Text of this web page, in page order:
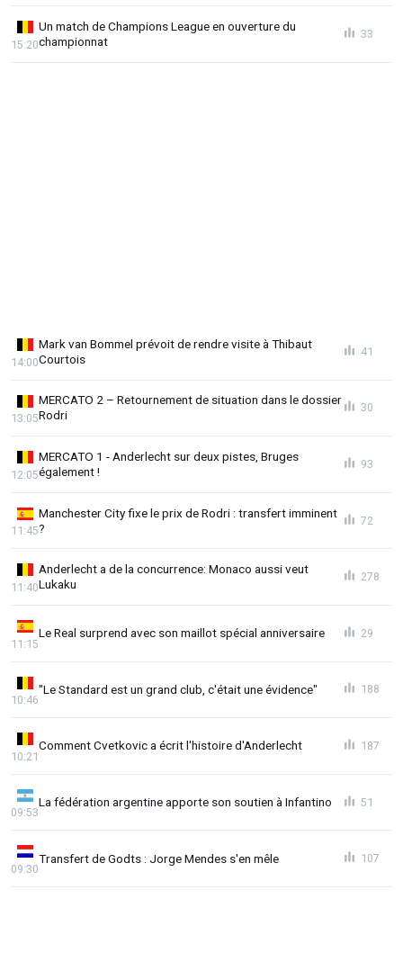
Un match de Champions League en ouverture du
championnat
15:20
33
Mark van Bommel prévoit de rendre visite à Thibaut
Courtois
14:00
41
MERCATO 2 – Retournement de situation dans le dossier
Rodri
13:05
30
MERCATO 1 - Anderlecht sur deux pistes, Bruges
également !
12:05
93
Manchester City fixe le prix de Rodri : transfert imminent
?
11:45
72
Anderlecht a de la concurrence: Monaco aussi veut
Lukaku
11:40
278
Le Real surprend avec son maillot spécial anniversaire
11:15
29
"Le Standard est un grand club, c'était une évidence"
10:46
188
Comment Cvetkovic a écrit l'histoire d'Anderlecht
10:21
187
La fédération argentine apporte son soutien à Infantino
09:53
51
Transfert de Godts : Jorge Mendes s'en mêle
09:30
107